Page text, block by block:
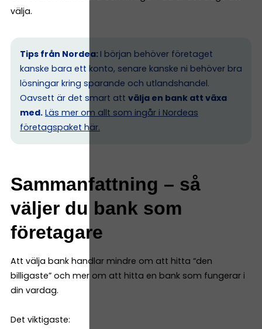
välja.
Tips från Nordea: I början behöver företaget
kanske bara ett konto, senare kanske ni behöver bra
lösningar kring sparande och utlandshandel.
Oavsett är det smart att välja en bank att växa
med. Läs mer om allt som ingår i Nordeas
företagspaket här.
Sammanfattning – så
väljer du bank som
företagare
Att välja bank handlar mindre om att hitta “den
billigaste” och mer om att hitta en bank som fungerar i
din vardag.
Det viktigaste: